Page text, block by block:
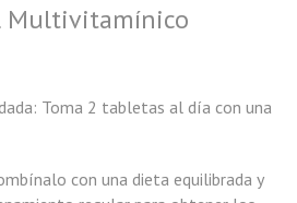
Multivitamínico
Toma 2 tabletas al día con una
con una dieta equilibrada y